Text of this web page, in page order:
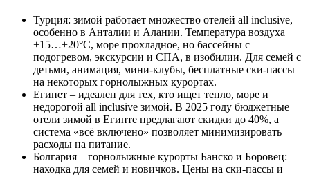
Турция: зимой работает множество отелей all inclusive,
особенно в Анталии и Алании. Температура воздуха
+15…+20°C, море прохладное, но бассейны с
подогревом, экскурсии и СПА, в изобилии. Для семей с
детьми, анимация, мини-клубы, бесплатные ски-пассы
на некоторых горнолыжных курортах.
Египет – идеален для тех, кто ищет тепло, море и
недорогой all inclusive зимой. В 2025 году бюджетные
отели зимой в Египте предлагают скидки до 40%, а
система «всё включено» позволяет минимизировать
расходы на питание.
Болгария – горнолыжные курорты Банско и Боровец:
находка для семей и новичков. Цены на ски-пассы и